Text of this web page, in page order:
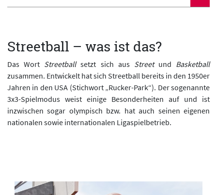
Streetball – was ist das?
Das Wort Streetballsetzt sich aus Streetund Basketball
zusammen. Entwickelt hat sich Streetball bereits in den 1950er
Jahren in den USA (Stichwort „Rucker-Park“). Der sogenannte
3x3-Spielmodus weist einige Besonderheiten auf und ist
inzwischen sogar olympisch bzw. hat auch seinen eigenen
nationalen sowie internationalen Ligaspielbetrieb.